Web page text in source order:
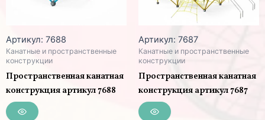
Артикул: 7688
Канатные и пространственные
конструкции
Пространственная канатная
конструкция артикул 7688
Артикул: 7687
Канатные и пространственные
конструкции
Пространственная канатная
конструкция артикул 7687